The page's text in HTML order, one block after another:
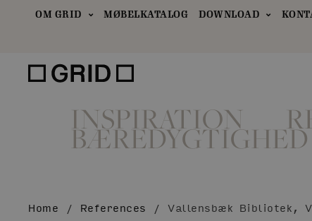
OM GRID MØBELKATALOG DOWNLOAD
INSPIRATION
BÆREDYGTIGHED
Home / References / Vallensbæk Bibliotek,